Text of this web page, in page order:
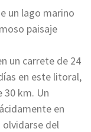
un lago marino
paisaje
un carrete de 24
en este litoral,
30 km. Un
en
olvidarse del